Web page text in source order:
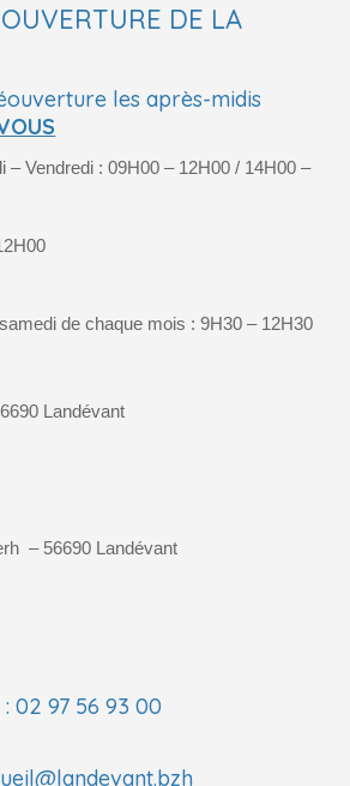
DE LA
les après-midis
– Vendredi : 09H00 – 12H00 / 14H00 –
de chaque mois : 9H30 – 12H30
Landévant
– 56690 Landévant
02 97 56 93 00